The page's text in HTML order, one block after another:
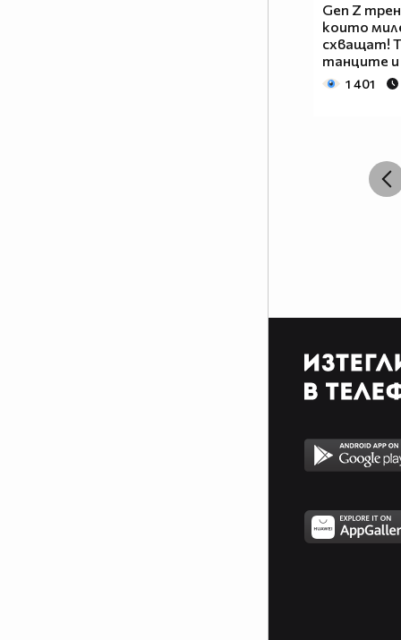
Gen Z
които
схващат!
танците
1 401